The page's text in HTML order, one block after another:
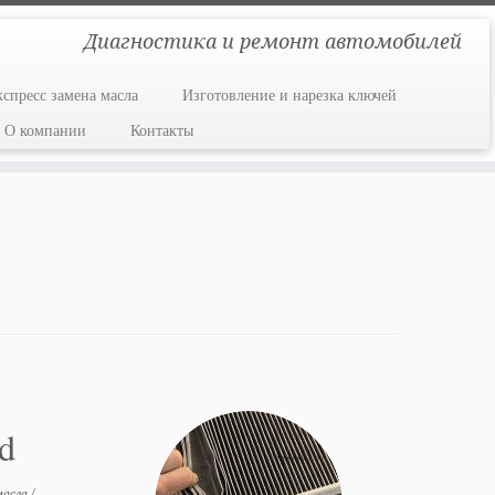
Диагностика и ремонт автомобилей
замена масла Изготовление и нарезка ключей
О компании Контакты